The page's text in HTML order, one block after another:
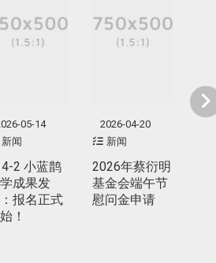
05-14
新闻
2 小蓝鹊
成果发
报名正式
！
2026-04-20
新闻
2026年蔡衍明
基金会端午节
慰问金申请